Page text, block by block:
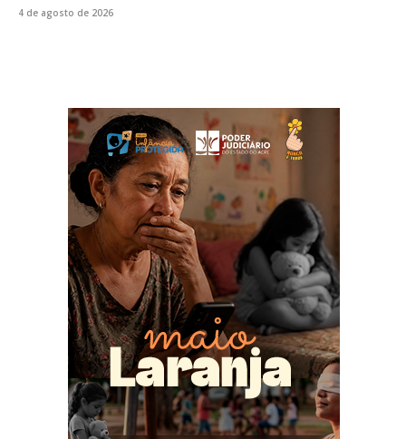
4 de agosto de 2026